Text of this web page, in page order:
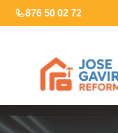
Saltar
al
876 50 02 72